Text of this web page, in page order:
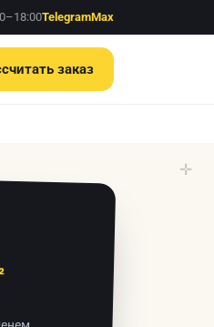
TelegramMax
заказ
✛